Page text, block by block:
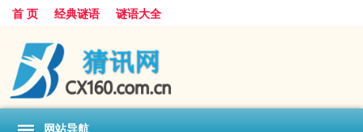
首 页 经典谜语 谜语大全
网站导航